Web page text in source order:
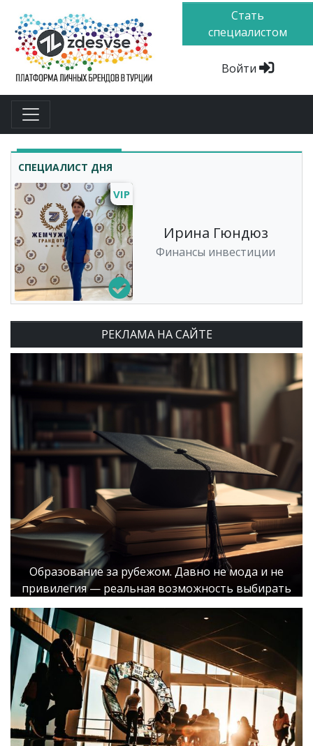
Стать
специалистом
Войти
СПЕЦИАЛИСТ ДНЯ
VIP
Ирина Гюндюз
Финансы инвестиции
РЕКЛАМА НА САЙТЕ
Образование за рубежом. Давно не мода и не
привилегия — реальная возможность выбирать